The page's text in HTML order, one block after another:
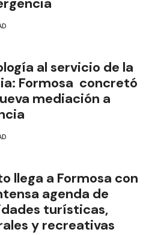
al servicio de la
Formosa concretó
mediación a
llega a Formosa con
agenda de
turísticas,
y recreativas